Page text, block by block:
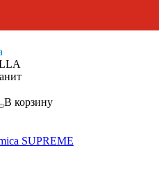
В корзину
SUPREME